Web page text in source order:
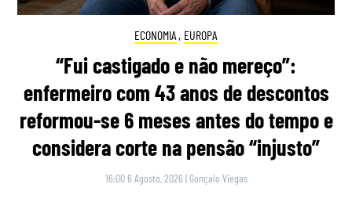
ECONOMIA , EUROPA
“Fui castigado e não mereço”:
enfermeiro com 43 anos de descontos
reformou-se 6 meses antes do tempo e
considera corte na pensão “injusto”
16:00 6 Agosto, 2026 | Gonçalo Viegas